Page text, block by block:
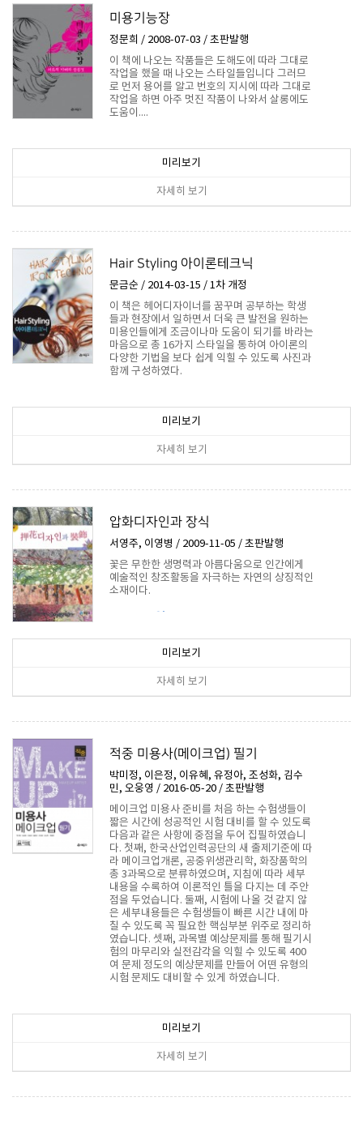
미용기능장
정문희 / 2008-07-03 / 초판발행
이 책에 나오는 작품들은 도해도에 따라 그대로
작업을 했을 때 나오는 스타일들입니다 그러므
로 먼저 용어를 알고 번호의 지시에 따라 그대로
작업을 하면 아주 멋진 작품이 나와서 살롱에도
도움이....
미리보기
자세히 보기
Hair Styling 아이론테크닉
문금순 / 2014-03-15 / 1차 개정
이 책은 헤어디자이너를 꿈꾸며 공부하는 학생
들과 현장에서 일하면서 더욱 큰 발전을 원하는
미용인들에게 조금이나마 도움이 되기를 바라는
마음으로 총 16가지 스타일을 통하여 아이론의
다양한 기법을 보다 쉽게 익힐 수 있도록 사진과
함께 구성하였다.
미리보기
자세히 보기
압화디자인과 장식
서영주, 이영병 / 2009-11-05 / 초판발행
꽃은 무한한 생명력과 아름다움으로 인간에게
예술적인 창조활동을 자극하는 자연의 상징적인
소재이다.
미리보기
자세히 보기
적중 미용사(메이크업) 필기
박미정, 이은정, 이유혜, 유정아, 조성화, 김수
민, 오웅영 / 2016-05-20 / 초판발행
메이크업 미용사 준비를 처음 하는 수험생들이
짧은 시간에 성공적인 시험 대비를 할 수 있도록
다음과 같은 사항에 중점을 두어 집필하였습니
다. 첫째, 한국산업인력공단의 새 출제기준에 따
라 메이크업개론, 공중위생관리학, 화장품학의
총 3과목으로 분류하였으며, 지침에 따라 세부
내용을 수록하여 이론적인 틀을 다지는 데 주안
점을 두었습니다. 둘째, 시험에 나올 것 같지 않
은 세부내용들은 수험생들이 빠른 시간 내에 마
칠 수 있도록 꼭 필요한 핵심부분 위주로 정리하
였습니다. 셋째, 과목별 예상문제를 통해 필기시
험의 마무리와 실전감각을 익힐 수 있도록 400
여 문제 정도의 예상문제를 만들어 어떤 유형의
시험 문제도 대비할 수 있게 하였습니다.
미리보기
자세히 보기